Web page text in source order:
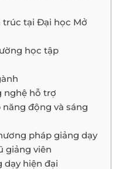
trúc tại Đại học Mở
học tập
nghệ hỗ trợ
động và sáng
pháp giảng dạy
giảng viên
dạy hiện đại